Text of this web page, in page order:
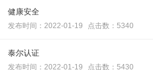
健康安全
发布时间：2022-01-19 点击数：5340
泰尔认证
发布时间：2022-01-19 点击数：5430